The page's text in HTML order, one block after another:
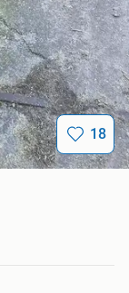
18